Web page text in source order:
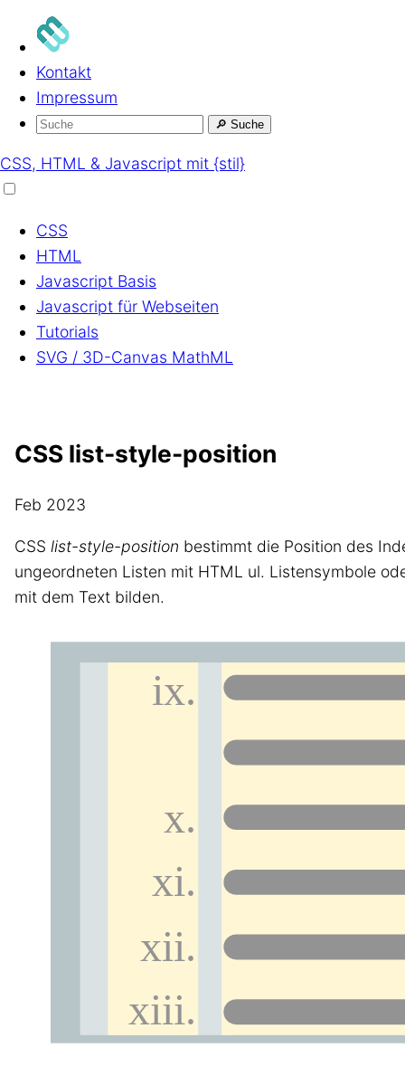
Kontakt
Impressum
🔎 Suche
CSS, HTML & Javascript mit {stil}
CSS
HTML
Javascript Basis
Javascript für Webseiten
Tutorials
SVG / 3D-Canvas MathML
CSS list-style-position
Feb 2023
CSS list-style-position bestimmt die Position des
ungeordneten Listen mit HTML ul. Listensymbole
mit dem Text bilden.